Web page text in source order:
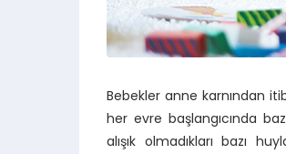
Bebekler anne karnından
her evre başlangıcında
alışık olmadıkları bazı